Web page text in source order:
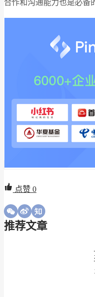
合作和沟通能力也是必备
点赞 0
推荐文章